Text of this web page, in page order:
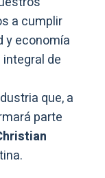
a cumplir
y economía
de
que, a
parte